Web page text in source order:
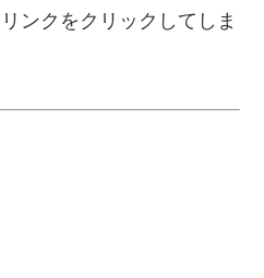
ンクをクリックしてしま